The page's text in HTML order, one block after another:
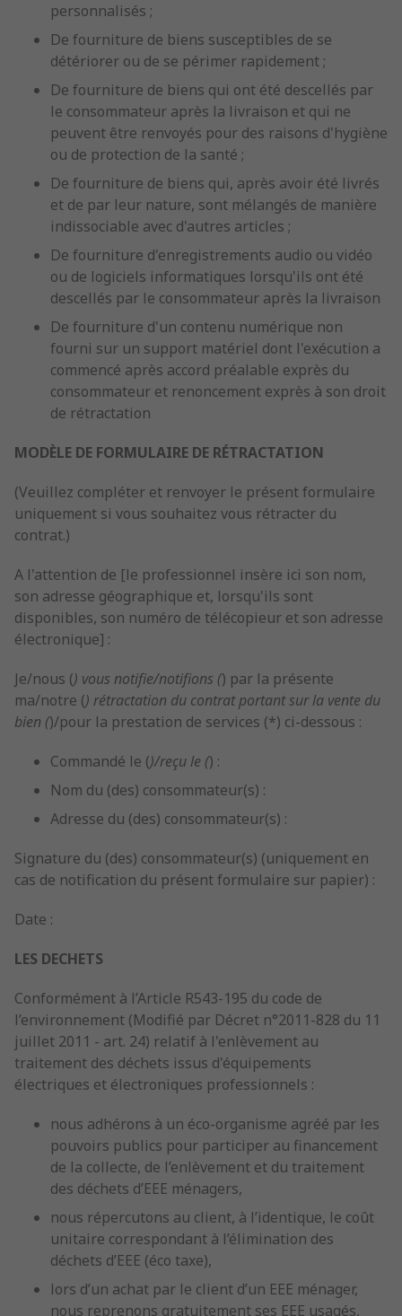
personnalisés ;
De fourniture de biens susceptibles de se
détériorer ou de se périmer rapidement ;
De fourniture de biens qui ont été descellés par
le consommateur après la livraison et qui ne
peuvent être renvoyés pour des raisons d'hygiène
ou de protection de la santé ;
De fourniture de biens qui, après avoir été livrés
et de par leur nature, sont mélangés de manière
indissociable avec d'autres articles ;
De fourniture d'enregistrements audio ou vidéo
ou de logiciels informatiques lorsqu'ils ont été
descellés par le consommateur après la livraison
De fourniture d'un contenu numérique non
fourni sur un support matériel dont l'exécution a
commencé après accord préalable exprès du
consommateur et renoncement exprès à son droit
de rétractation
MODÈLE DE FORMULAIRE DE RÉTRACTATION
(Veuillez compléter et renvoyer le présent formulaire
uniquement si vous souhaitez vous rétracter du
contrat.)
A l'attention de [le professionnel insère ici son nom,
son adresse géographique et, lorsqu'ils sont
disponibles, son numéro de télécopieur et son adresse
électronique] :
Je/nous () vous notifie/notifions () par la présente
ma/notre () rétractation du contrat portant sur la vente du
bien ()/pour la prestation de services (*) ci-dessous :
Commandé le ()/reçu le () :
Nom du (des) consommateur(s) :
Adresse du (des) consommateur(s) :
Signature du (des) consommateur(s) (uniquement en
cas de notification du présent formulaire sur papier) :
Date :
LES DECHETS
Conformément à l’Article R543-195 du code de
l’environnement (Modifié par Décret n°2011-828 du 11
juillet 2011 - art. 24) relatif à l'enlèvement au
traitement des déchets issus d'équipements
électriques et électroniques professionnels :
nous adhérons à un éco-organisme agréé par les
pouvoirs publics pour participer au financement
de la collecte, de l’enlèvement et du traitement
des déchets d’EEE ménagers,
nous répercutons au client, à l’identique, le coût
unitaire correspondant à l’élimination des
déchets d’EEE (éco taxe),
lors d’un achat par le client d’un EEE ménager,
nous reprenons gratuitement ses EEE usagés,